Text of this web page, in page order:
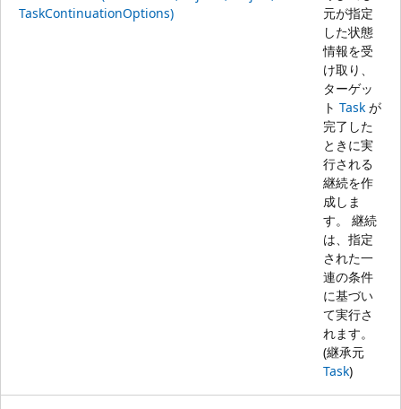
TaskContinuationOptions)
元が指定
した状態
情報を受
け取り、
ターゲッ
ト Task が
完了した
ときに実
行される
継続を作
成しま
す。 継続
は、指定
された一
連の条件
に基づい
て実行さ
れます。
(継承元
Task)